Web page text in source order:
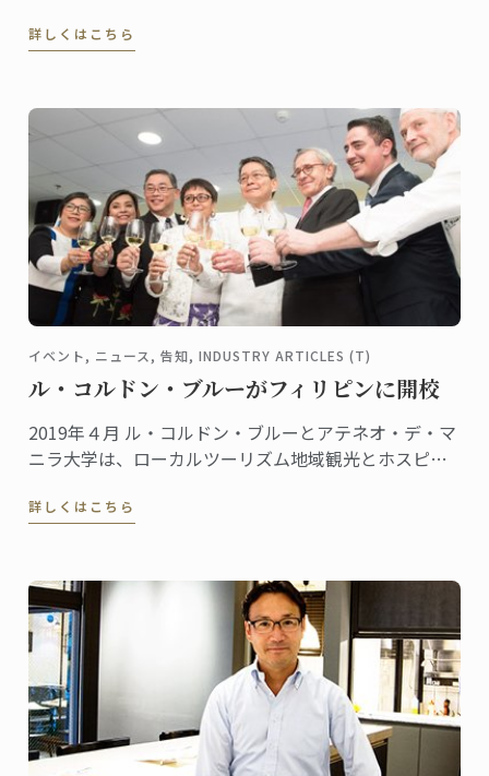
ベント。日本校では今年から本科菓子講座がリニュー
た。
詳しくはこちら
イベント, ニュース, 告知, INDUSTRY ARTICLES (T)
ル・コルドン・ブルーがフィリピンに開校
2019年４月 ル・コルドン・ブルーとアテネオ・デ・マ
ニラ大学は、ローカルツーリズム地域観光とホスピタ
詳しくはこちら